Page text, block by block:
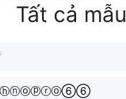
Tất cả mẫu